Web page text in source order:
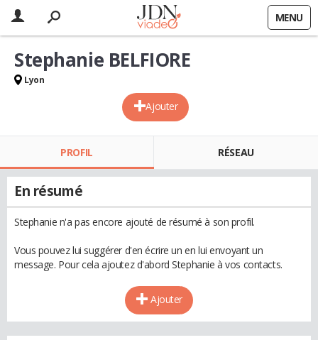
MENU
Ajouter
Stephanie BELFIORE
Lyon
PROFIL RÉSEAU
En résumé
Stephanie n'a pas encore ajouté de résumé à son profil.
Vous pouvez lui suggérer d'en écrire un en lui envoyant un
message. Pour cela ajoutez d'abord Stephanie à vos contacts.
Ajouter